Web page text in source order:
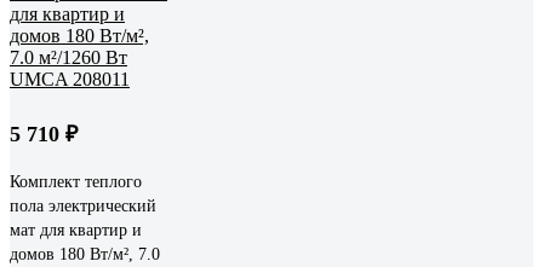
5 710 ₽
Комплект теплого
пола электрический
мат для квартир и
домов 180 Вт/м², 7.0